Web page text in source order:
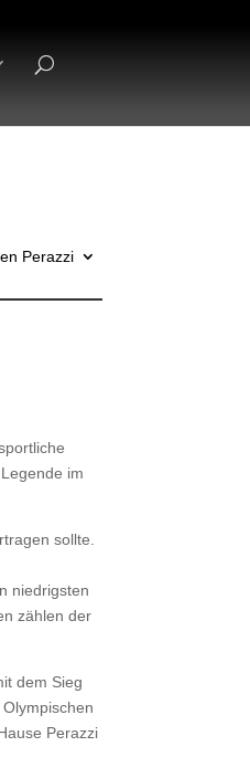
Perazzi
im
sollte.
niedrigsten
zählen der
dem Sieg
Perazzi